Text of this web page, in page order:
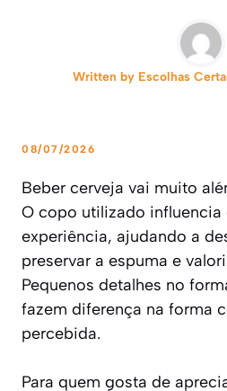
Written by Escolhas
08/07/2026
Beber cerveja vai muito
O copo utilizado influencia
experiência, ajudando a
preservar a espuma e
Pequenos detalhes no
fazem diferença na forma
percebida.
Para quem gosta de